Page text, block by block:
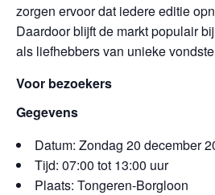
zorgen ervoor dat iedere editie
Daardoor blijft de markt populair
als liefhebbers van unieke
Voor bezoekers
Gegevens
Datum: Zondag 20 december
Tijd: 07:00 tot 13:00 uur
Plaats: Tongeren-Borgloon